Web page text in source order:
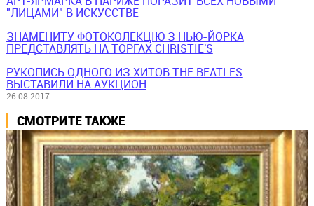
"ЛИЦАМИ" В ИСКУССТВЕ
ЗНАМЕНИТУ ФОТОКОЛЕКЦІЮ З НЬЮ-ЙОРКА
ПРЕДСТАВЛЯТЬ НА ТОРГАХ CHRISTIE'S
РУКОПИСЬ ОДНОГО ИЗ ХИТОВ THE BEATLES
ВЫСТАВИЛИ НА АУКЦИОН
26.08.2017
СМОТРИТЕ ТАКЖЕ